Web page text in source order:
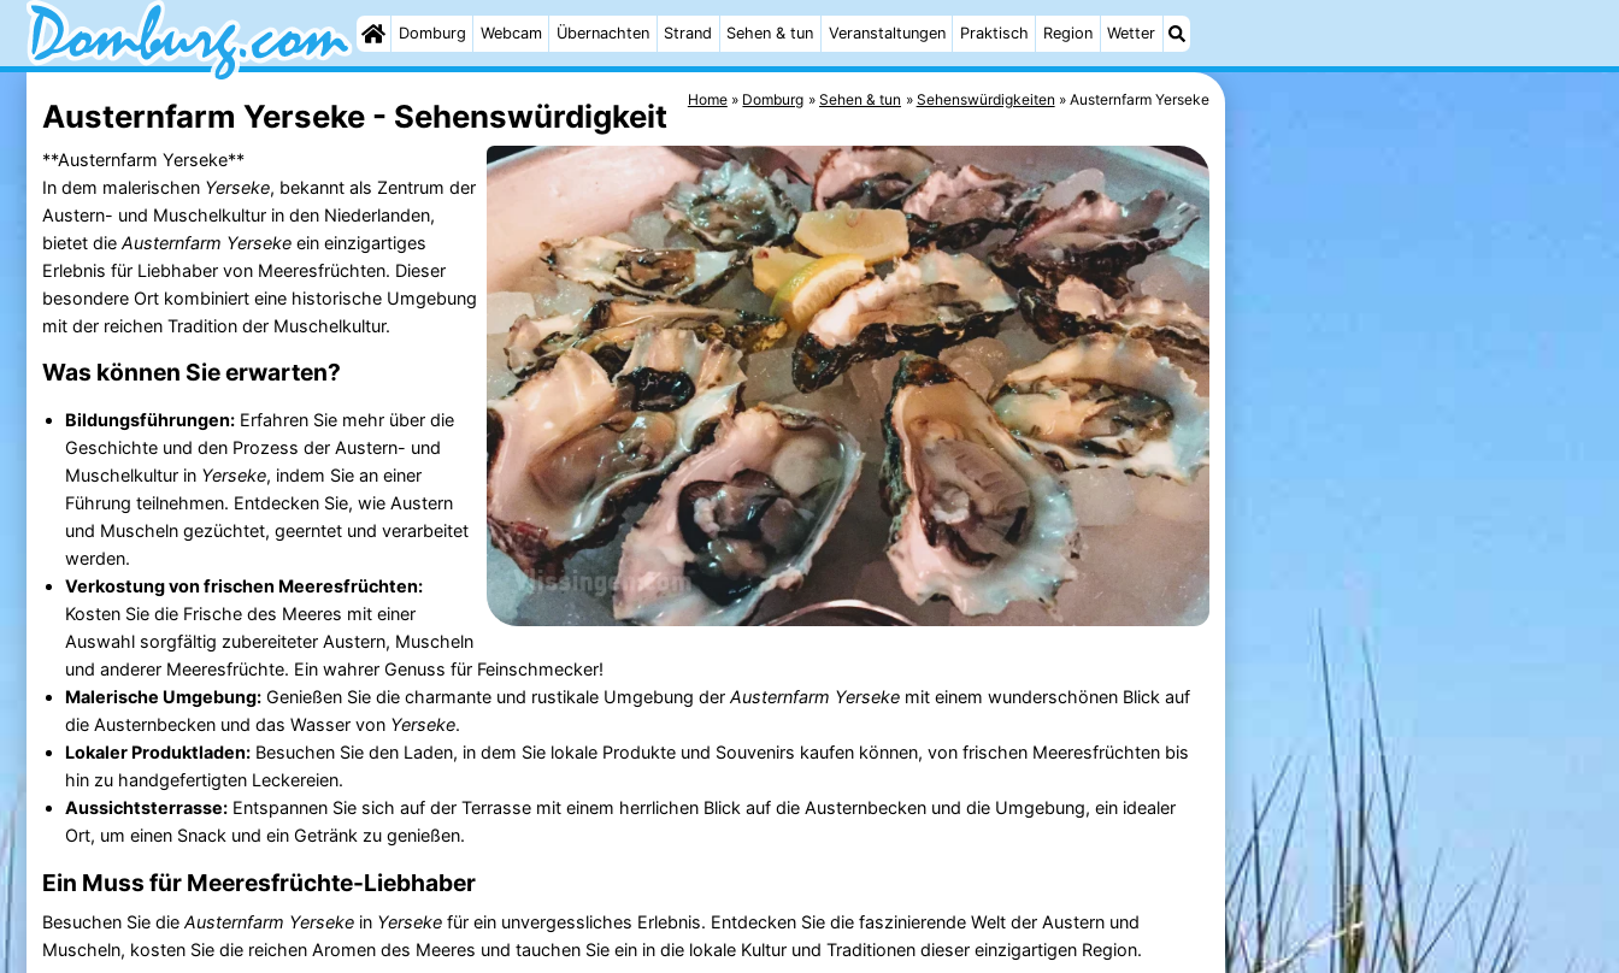
Domburg Webcam Übernachten Strand Sehen & tun Veranstaltungen Praktisch Region Wetter
Home Domburg Sehen & tun Sehenswürdigkeiten Austernfarm Yerseke
Austernfarm Yerseke - Sehenswürdigkeit
**Austernfarm Yerseke**
In dem malerischen Yerseke, bekannt als Zentrum der
Austern- und Muschelkultur in den Niederlanden,
bietet die Austernfarm Yersekeein einzigartiges
Erlebnis für Liebhaber von Meeresfrüchten. Dieser
besondere Ort kombiniert eine historische Umgebung
mit der reichen Tradition der Muschelkultur.
Was können Sie erwarten?
Bildungsführungen:Erfahren Sie mehr über die
Geschichte und den Prozess der Austern- und
Muschelkultur in Yerseke, indem Sie an einer
Führung teilnehmen. Entdecken Sie, wie Austern
und Muscheln gezüchtet, geerntet und verarbeitet
werden.
Verkostung von frischen Meeresfrüchten:
Kosten Sie die Frische des Meeres mit einer
Auswahl sorgfältig zubereiteter Austern, Muscheln
und anderer Meeresfrüchte. Ein wahrer Genuss für Feinschmecker!
Malerische Umgebung:Genießen Sie die charmante und rustikale Umgebung der Austernfarm Yersekemit einem wunderschönen Blick auf
die Austernbecken und das Wasser von Yerseke.
Lokaler Produktladen:Besuchen Sie den Laden, in dem Sie lokale Produkte und Souvenirs kaufen können, von frischen Meeresfrüchten bis
hin zu handgefertigten Leckereien.
Aussichtsterrasse:Entspannen Sie sich auf der Terrasse mit einem herrlichen Blick auf die Austernbecken und die Umgebung, ein idealer
Ort, um einen Snack und ein Getränk zu genießen.
Ein Muss für Meeresfrüchte-Liebhaber
Besuchen Sie die Austernfarm Yersekein Yersekefür ein unvergessliches Erlebnis. Entdecken Sie die faszinierende Welt der Austern und
Muscheln, kosten Sie die reichen Aromen des Meeres und tauchen Sie ein in die lokale Kultur und Traditionen dieser einzigartigen Region.